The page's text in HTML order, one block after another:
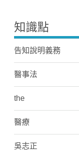
知識點
告知說明義務
醫事法
the
醫療
吳志正